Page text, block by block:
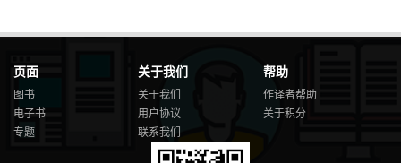
页面
图书
电子书
专题
关于我们
关于我们
用户协议
联系我们
帮助
作译者帮助
关于积分